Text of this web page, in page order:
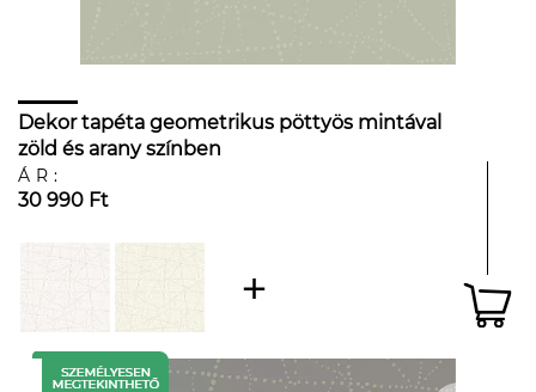
Dekor tapéta geometrikus pöttyös mintával
zöld és arany színben
ÁR:
30 990 Ft